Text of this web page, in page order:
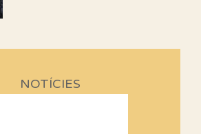
NOTÍCIES